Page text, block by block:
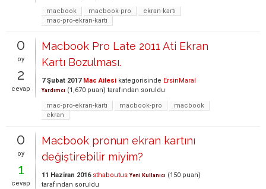
macbook
macbook-pro
ekran-kartı
mac-pro-ekran-kartı
0
oy
2
cevap
Macbook Pro Late 2011 Ati Ekran
Kartı Bozulması.
7 Şubat 2017 Mac Ailesi kategorisinde ErsinMaral
Yardımcı (1,670 puan) tarafından soruldu
mac-pro-ekran-kartı
macbook-pro
macbook
ekran
0
oy
1
cevap
Macbook pronun ekran kartını
değiştirebilir miyim?
11 Haziran 2016 sthaboutus Yeni Kullanıcı (150 puan)
tarafından soruldu